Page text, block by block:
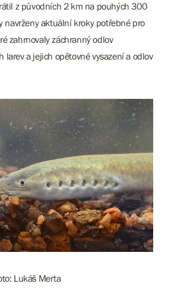
z původních 2 km na pouhých 300
navrženy aktuální kroky potřebné pro
zahrnovaly záchranný odlov
larev a jejich opětovné vysazení a odlov
Lukáš Merta